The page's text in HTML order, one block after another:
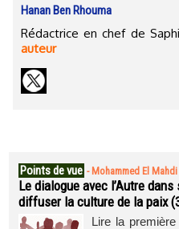
Hanan Ben Rhouma
Rédactrice en chef de
auteur
Points de vue - Mohammed El
Le dialogue avec l’Autre
diffuser la culture de la paix
Lire la